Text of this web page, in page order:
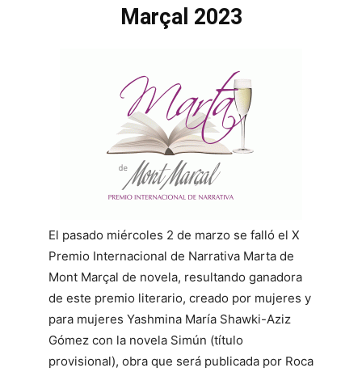
Marçal 2023
El pasado miércoles 2 de marzo se falló el X
Premio Internacional de Narrativa Marta de
Mont Marçal de novela, resultando ganadora
de este premio literario, creado por mujeres y
para mujeres Yashmina María Shawki-Aziz
Gómez con la novela Simún (título
provisional), obra que será publicada por Roca